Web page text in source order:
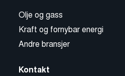
Olje og gass
Kraft og fornybar energi
Andre bransjer
Kontakt